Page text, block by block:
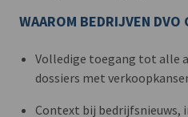
WAAROM BEDRIJVEN DVO
Volledige toegang tot alle
dossiers met
Context bij bedrijfsnieuws,